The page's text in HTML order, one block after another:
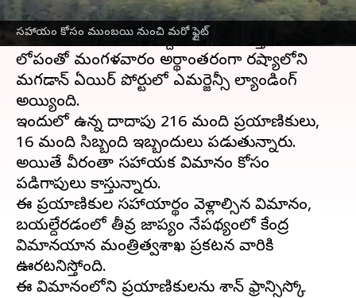
సహాయం కోసం ముంబయి నుంచి మరో ఫ్లైట్
అమెరికాలోని శాన్ ఫ్రాన్సిస్కోకి భారత రాజధాని న్యూదిల్లీ
నుంచి ఓ విమానం బయల్దేరింది. అది కాస్తా సాంకేతిక
లోపంతో మంగళవారం అర్థాంతరంగా రష్యాలోని
మగడాన్ ఏయిర్ పోర్టులో ఎమర్జెన్సీ ల్యాండింగ్
అయ్యింది.
ఇందులో ఉన్న దాదాపు 216 మంది ప్రయాణికులు,
16 మంది సిబ్బంది ఇబ్బందులు పడుతున్నారు.
అయితే వీరంతా సహాయక విమానం కోసం
పడిగాపులు కాస్తున్నారు.
ఈ ప్రయాణికుల సహాయార్థం వెళ్లాల్సిన విమానం,
బయల్దేరడంలో తీవ్ర జాప్యం నేపథ్యంలో కేంద్ర
విమానయాన మంత్రిత్వశాఖ ప్రకటన వారికి
ఊరటనిస్తోంది.
ఈ విమానంలోని ప్రయాణికులను శాన్ ఫ్రాన్సిస్కో